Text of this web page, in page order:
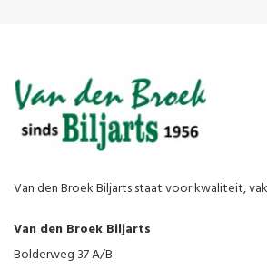
Van den Broek Biljarts staat voor kwaliteit,
Van den Broek Biljarts
Bolderweg 37 A/B